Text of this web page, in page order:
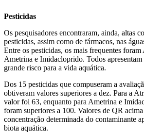
Pesticidas
Os pesquisadores encontraram, ainda, altas
pesticidas, assim como de fármacos, nas
Entre os pesticidas, os mais frequentes
Ametrina e Imidacloprido. Todos
grande risco para a vida aquática.
Dos 15 pesticidas que compuseram a
obtiveram valores superiores a dez. Para a
valor foi 63, enquanto para Ametrina e
foram superiores a 100. Valores de QR
concentração determinada do contaminante
biota aquática.